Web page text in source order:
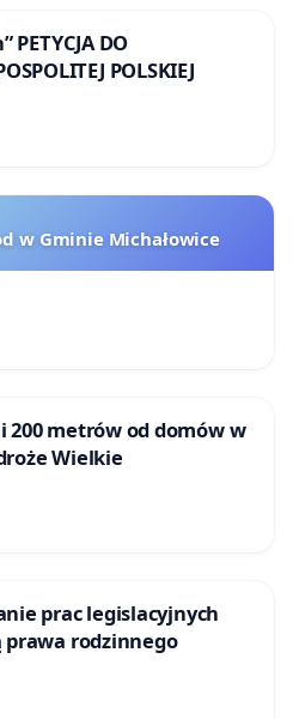
PETYCJA DO
POLSKIEJ
w Gminie Michałowice
metrów od domów w
Wielkie
prac legislacyjnych
rodzinnego